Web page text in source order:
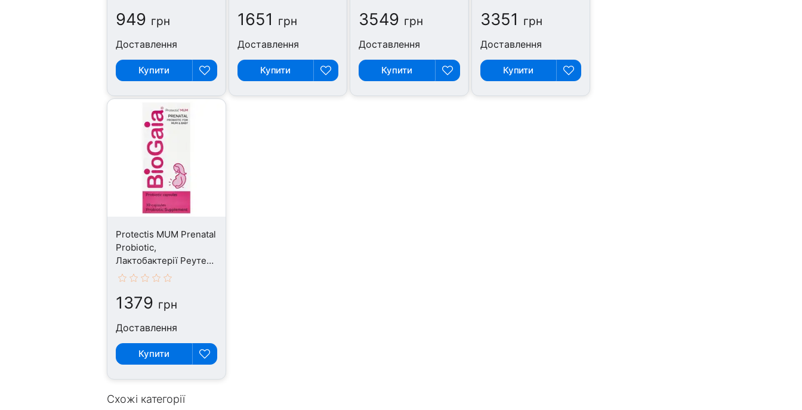
949 грн
Доставлення
Купити
1651 грн
Доставлення
Купити
3549 грн
Доставлення
Купити
3351 грн
Доставлення
Купити
Protectis MUM Prenatal
Probiotic,
Лактобактерії Реутері,
30 капсул
1379 грн
Доставлення
Купити
Схожі категорії